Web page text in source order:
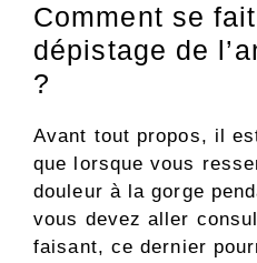
Comment se
dépistage de
?
Avant tout propos, il
que lorsque vous
douleur à la gorge
vous devez aller
faisant, ce dernier